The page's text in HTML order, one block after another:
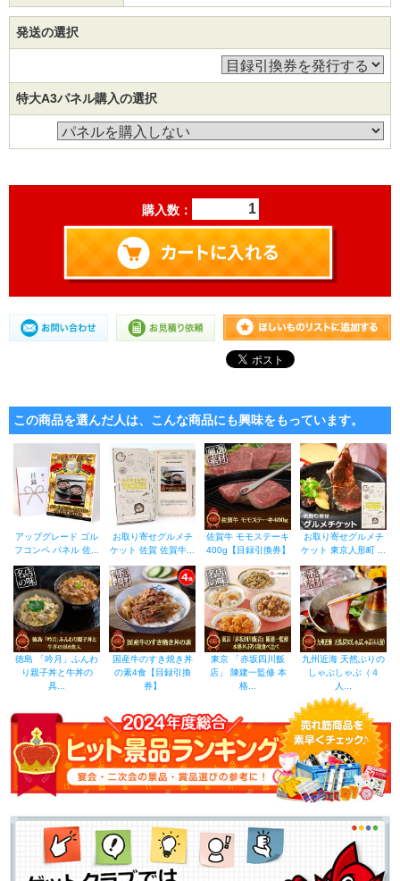
発送の選択
特大A3パネル購入の選択
購入数：
この商品を選んだ人は、こんな商品にも興味をもっています。
アップグレード ゴル
フコンペ パネル 佐...
お取り寄せグルメチ
ケット 佐賀 佐賀牛...
佐賀牛 モモステーキ
400g【目録引換券】
お取り寄せグルメチ
ケット 東京人形町 ...
徳島 「吟月」ふんわ
り親子丼と牛丼の
具...
国産牛のすき焼き丼
の素4食【目録引換
券】
東京 「赤坂四川飯
店」 陳建一監修 本
格...
九州近海 天然ぶりの
しゃぶしゃぶ（４
人...